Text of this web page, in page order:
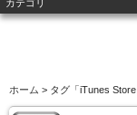
ホーム > タグ「iTunes Store
カテゴリ